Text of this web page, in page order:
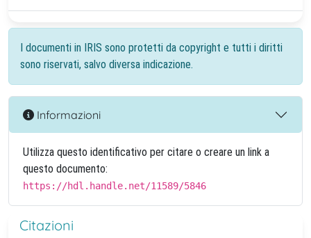
I documenti in IRIS sono protetti da copyright e tutti i diritti
sono riservati, salvo diversa indicazione.
Informazioni
Utilizza questo identificativo per citare o creare un link a
questo documento:
https://hdl.handle.net/11589/5846
Citazioni